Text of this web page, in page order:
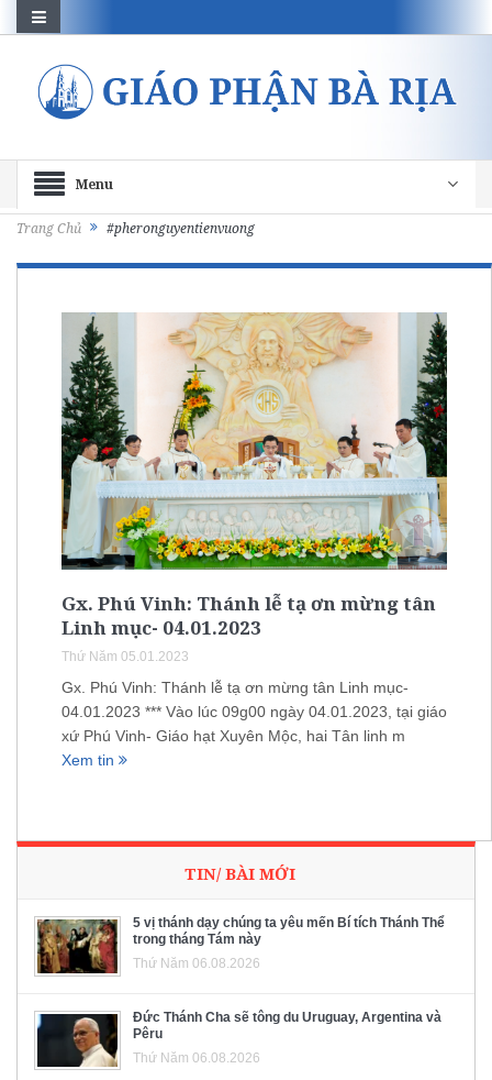
Menu
Trang Chủ #pheronguyentienvuong
Gx. Phú Vinh: Thánh lễ tạ ơn mừng tân
Linh mục- 04.01.2023
Thứ Năm 05.01.2023
Gx. Phú Vinh: Thánh lễ tạ ơn mừng tân Linh mục-
04.01.2023 *** Vào lúc 09g00 ngày 04.01.2023, tại giáo
xứ Phú Vinh- Giáo hạt Xuyên Mộc, hai Tân linh m
Xem tin
TIN/ BÀI MỚI
5 vị thánh dạy chúng ta yêu mến Bí tích Thánh Thể
trong tháng Tám này
Thứ Năm 06.08.2026
Đức Thánh Cha sẽ tông du Uruguay, Argentina và
Pêru
Thứ Năm 06.08.2026